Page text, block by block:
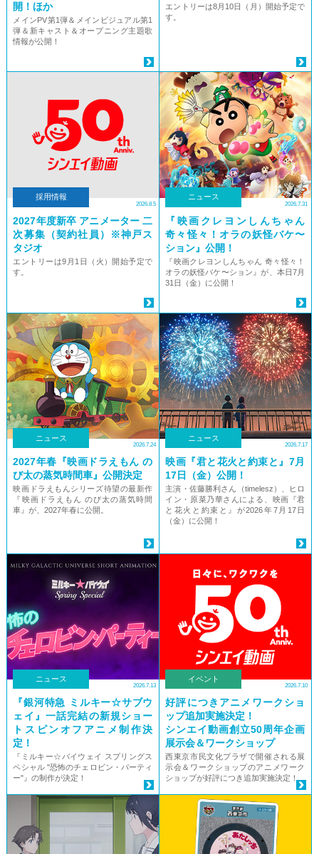
開！ほか
メインPV第1弾＆メインビジュアル第1
弾＆新キャスト＆オープニング主題歌
情報が公開！
エントリーは8月10日（月）開始予定で
す。
採用情報
2026.8.5
2027年度新卒 アニメーター 二
次募集（契約社員）※神戸ス
タジオ
エントリーは9月1日（火）開始予定で
す。
ニュース
2026.7.31
『映画クレヨンしんちゃん
奇々怪々！オラの妖怪バケ〜
ション』公開！
『映画クレヨンしんちゃん 奇々怪々！
オラの妖怪バケ〜ション』が、本日7月
31日（金）に公開！
ニュース
2026.7.24
2027年春『映画ドラえもん の
び太の蒸気時間車』公開決定
映画ドラえもんシリーズ待望の最新作
『映画ドラえもん のび太の蒸気時間
車』が、2027年春に公開。
ニュース
2026.7.17
映画『君と花火と約束と』7月
17日（金）公開！
主演・佐藤勝利さん（timelesz）、ヒロ
イン・原菜乃華さんによる、映画『君
と花火と約束と』が2026年7月17日
（金）に公開！
ニュース
2026.7.13
『銀河特急 ミルキー☆サブウ
ェイ』一話完結の新規ショー
トスピンオフアニメ制作決
定！
『ミルキー☆バイウェイ スプリングス
ペシャル "恐怖のチェロビン・パーティ
ー"』の制作が決定！
イベント
2026.7.10
好評につきアニメワークショ
ップ追加実施決定！
シンエイ動画創立50周年企画
展示会＆ワークショップ
西東京市民文化プラザで開催される展
示会＆ワークショップのアニメワーク
ショップが好評につき追加実施決定！